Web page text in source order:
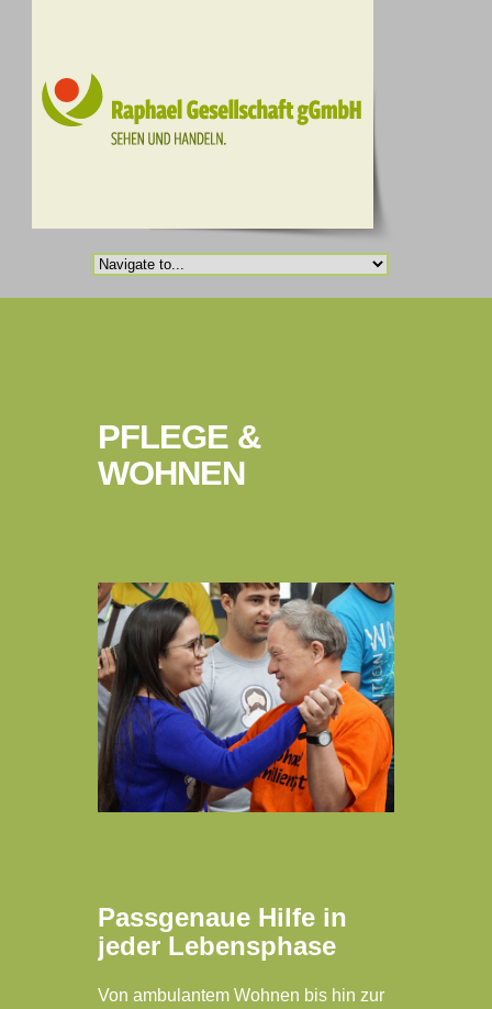
PFLEGE &
WOHNEN
Passgenaue Hilfe in
jeder Lebensphase
Von ambulantem Wohnen bis hin zur